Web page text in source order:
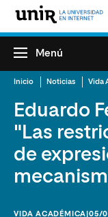
Menú
Inicio Noticias Vida
Eduardo
"Las
de
VIDA ACADÉMICA |05/